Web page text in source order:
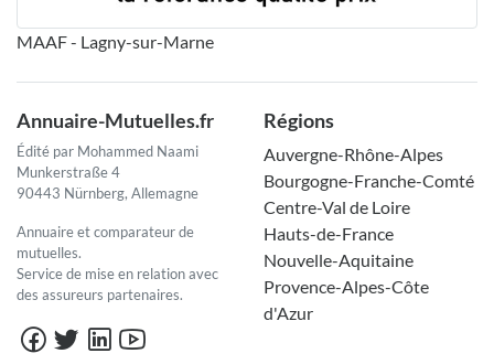
MAAF - Lagny-sur-Marne
Annuaire-Mutuelles.fr
Édité par Mohammed Naami
Munkerstraße 4
90443 Nürnberg, Allemagne
Annuaire et comparateur de
mutuelles.
Service de mise en relation avec
des assureurs partenaires.
Régions
Auvergne-Rhône-Alpes
Bourgogne-Franche-Comté
Centre-Val de Loire
Hauts-de-France
Nouvelle-Aquitaine
Provence-Alpes-Côte
d'Azur